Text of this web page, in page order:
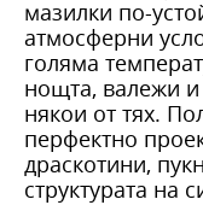
мазилки по-
атмосферни
голяма
нощта, валежи
някои от тях.
перфектно
драскотини,
структурата на